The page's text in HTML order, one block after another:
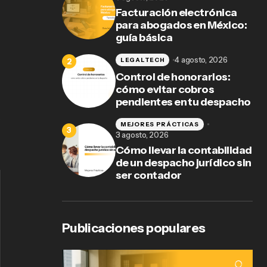
Facturación electrónica
para abogados en México:
guía básica
Control de honorarios:
cómo evitar cobros
pendientes en tu despacho
LEGALTECH 4 agosto, 2026
Cómo llevar la contabilidad
de un despacho jurídico sin
ser contador
MEJORES PRÁCTICAS
3 agosto, 2026
Publicaciones populares